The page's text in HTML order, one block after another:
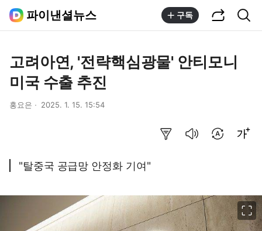
파이낸셜뉴스 구독
고려아연, '전략핵심광물' 안티모니
미국 수출 추진
홍요은 2025. 1. 15. 15:54
"탈중국 공급망 안정화 기여"